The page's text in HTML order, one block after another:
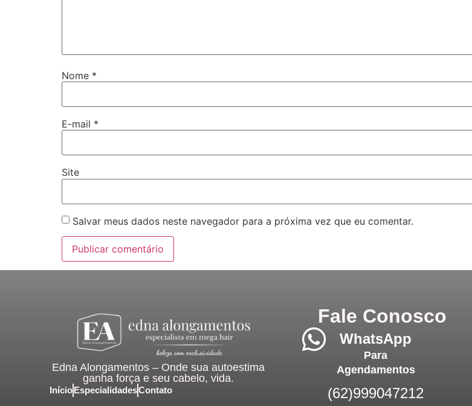
Nome *
E-mail *
Site
Salvar meus dados neste navegador para a próxima vez que eu comentar.
Edna Alongamentos – Onde sua autoestima
ganha força e seu cabelo, vida.
InícioEspecialidadesContato
Fale Conosco
WhatsApp
Para
Agendamentos
(62)999047212